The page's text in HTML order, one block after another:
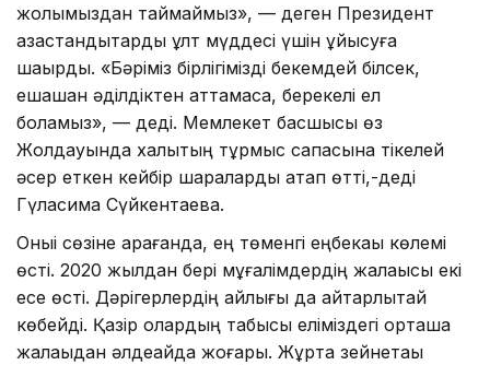
жолымыздан таймаймыз», — деген Президент
қазақстандықтарды ұлт мүддесі үшін ұйысуға
шақырды. «Бәріміз бірлігімізді бекемдей білсек,
ешқашан әділдіктен аттамасақ, берекелі ел
боламыз», — деді. Мемлекет басшысы өз
Жолдауында халықтың тұрмыс сапасына тікелей
әсер еткен кейбір шараларды атап өтті,-деді
Гүлқасима Сүйкентаева.
Оныі сөзіне қарағанда, ең төменгі еңбекақы көлемі
өсті. 2020 жылдан бері мұғалімдердің жалақысы екі
есе өсті. Дәрігерлердің айлығы да айтарлықтай
көбейді. Қазір олардың табысы еліміздегі орташа
жалақыдан әлдеқайда жоғары. Жұртқа зейнетақы